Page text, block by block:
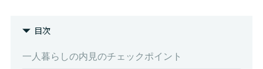
目次
一人暮らしの内見のチェックポイント